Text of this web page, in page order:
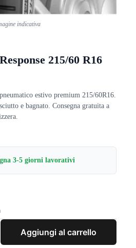
indicativa
215/60 R16
estivo premium 215/60R16.
e bagnato. Consegna gratuita a
3-5 giorni lavorativi
Aggiungi al carrello